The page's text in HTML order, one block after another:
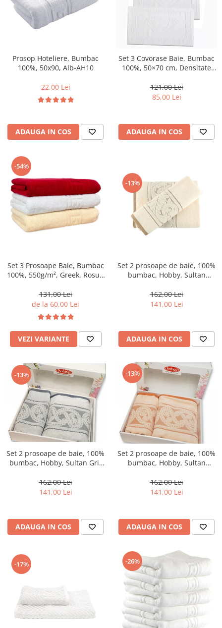
Lenjerii Creponate
Lenjerii de finet Iprimate Digital
Lenjerii de pat Finet + 2 Draperii
Prosop Hoteliere, Bumbac
100%, 50x90, Alb-AH10
22,00 Lei
ADAUGA IN COS
Set 3 Covorase Baie, Bumbac
100%, 50×70 cm, Densitate
121,00 Lei
85,00 Lei
ADAUGA IN COS
-54%
Set 3 Prosoape Baie, Bumbac
100%, 550g/m², Greek, Rosu /
131,00 Lei
de la 60,00 Lei
VEZI VARIANTE
-13%
Set 2 prosoape de baie, 100%
bumbac, Hobby, Sultan
162,00 Lei
141,00 Lei
ADAUGA IN COS
-13%
Set 2 prosoape de baie, 100%
bumbac, Hobby, Sultan Gri-
162,00 Lei
141,00 Lei
ADAUGA IN COS
-13%
Set 2 prosoape de baie, 100%
bumbac, Hobby, Sultan
162,00 Lei
141,00 Lei
ADAUGA IN COS
-17% -26%